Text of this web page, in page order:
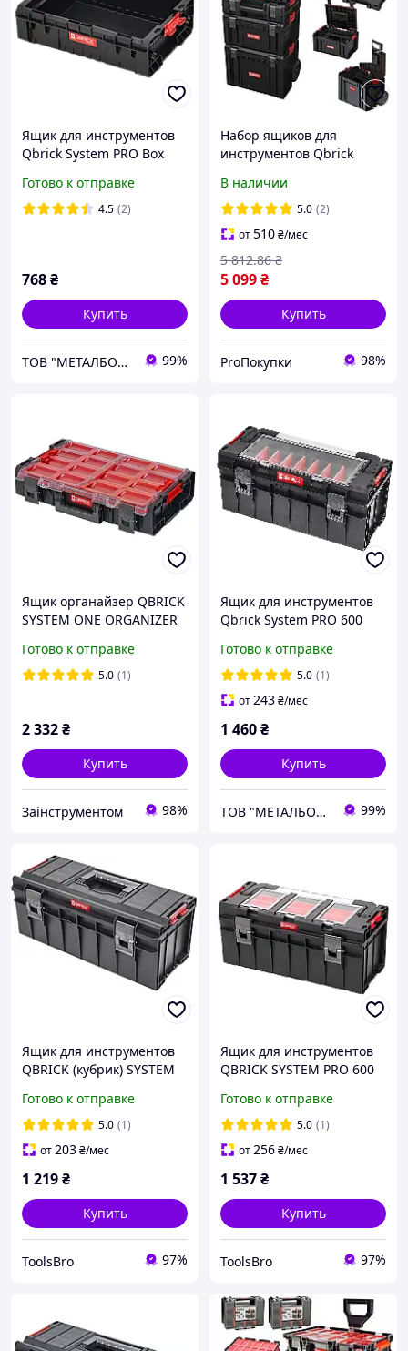
Ящик для инструментов
Qbrick System PRO Box
(SKRQPROB1302CZAPG003)
Готово к отправке
4.5 (2)
768₴
Купить
ТОВ "МЕТАЛБОКС" 99%
Набор ящиков для
инструментов Qbrick
(5901238255963)
В наличии
5.0 (2)
от510₴/мес
5 099₴
5 812.86 ₴
Купить
ProПокупки 98%
Ящик органайзер QBRICK
SYSTEM ONE ORGANIZER
Готово к отправке
5.0 (1)
2 332₴
Купить
Заінструментом 98%
Ящик для инструментов
Qbrick System PRO 600
(SKRQPRO600CZAPG003)
Готово к отправке
5.0 (1)
от243₴/мес
1 460₴
Купить
ТОВ "МЕТАЛБОКС" 99%
Ящик для инструментов
QBRICK (кубрик) SYSTEM
230 мм)
Готово к отправке
5.0 (1)
от203₴/мес
1 219₴
Купить
ToolsBro 97%
Ящик для инструментов
QBRICK SYSTEM PRO 600
246
Готово к отправке
5.0 (1)
от256₴/мес
1 537₴
Купить
ToolsBro 97%